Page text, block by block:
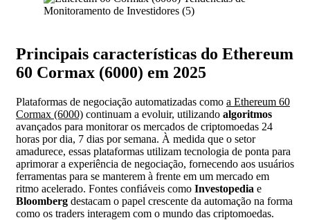
Principais características do Ethereum
60 Cormax (6000) em 2025
Plataformas de negociação automatizadas como a Ethereum 60
Cormax (6000) continuam a evoluir, utilizando algoritmos
avançados para monitorar os mercados de criptomoedas 24
horas por dia, 7 dias por semana. À medida que o setor
amadurece, essas plataformas utilizam tecnologia de ponta para
aprimorar a experiência de negociação, fornecendo aos usuários
ferramentas para se manterem à frente em um mercado em
ritmo acelerado. Fontes confiáveis como Investopedia e
Bloomberg destacam o papel crescente da automação na forma
como os traders interagem com o mundo das criptomoedas.